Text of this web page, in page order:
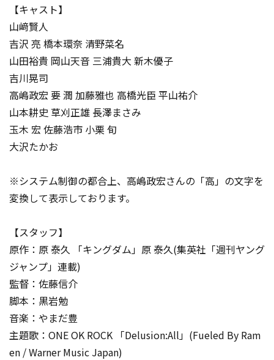
【キャスト】
山﨑賢人
吉沢 亮 橋本環奈 清野菜名
山田裕貴 岡山天音 三浦貴大 新木優子
吉川晃司
高嶋政宏 要 潤 加藤雅也 高橋光臣 平山祐介
山本耕史 草刈正雄 長澤まさみ
玉木 宏 佐藤浩市 小栗 旬
大沢たかお
※システム制御の都合上、高嶋政宏さんの「高」の文字を
変換して表示しております。
【スタッフ】
原作：原 泰久 「キングダム」原 泰久(集英社「週刊ヤング
ジャンプ」連載)
監督：佐藤信介
脚本：黒岩勉
音楽：やまだ豊
主題歌：ONE OK ROCK 「Delusion:All」(Fueled By Ram
en / Warner Music Japan)